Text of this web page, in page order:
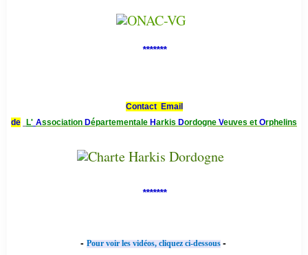
*******
Contact Email
de
L' Association Départementale Harkis Dordogne Veuves et Orphelins
*******
- Pour voir les vidéos, cliquez ci-dessous -